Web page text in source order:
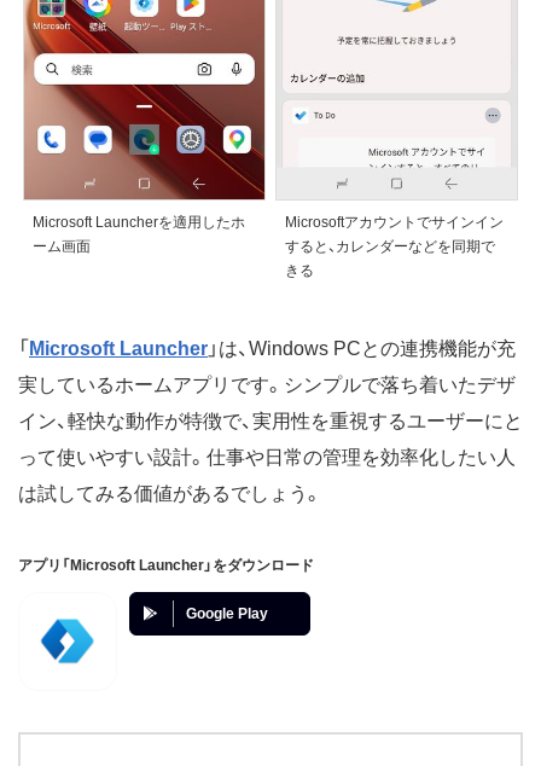
Microsoft Launcherを適用したホ
ーム画面
Microsoftアカウントでサインイン
すると、カレンダーなどを同期で
きる
「 Microsoft Launcher 」は、Windows PCとの連携機能が充
実しているホームアプリです。シンプルで落ち着いたデザ
イン、軽快な動作が特徴で、実用性を重視するユーザーにと
って使いやすい設計。仕事や日常の管理を効率化したい人
は試してみる価値があるでしょう。
アプリ「Microsoft Launcher」をダウンロード
Google Play